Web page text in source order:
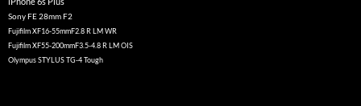
Sony FE 28mm F2
Fujifilm XF16-55mmF2.8 R LM WR
Fujifilm XF55-200mmF3.5-4.8 R LM OIS
Olympus STYLUS TG-4 Tough